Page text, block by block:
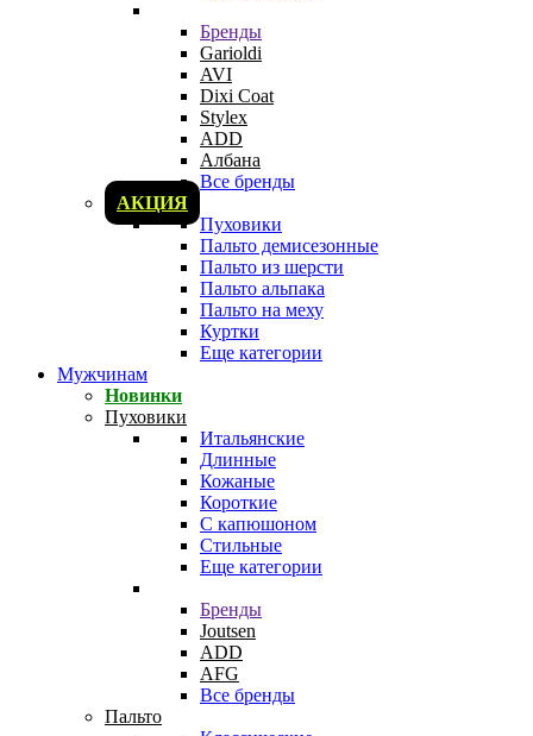
Бренды
Garioldi
AVI
Dixi Coat
Stylex
ADD
Албана
Все бренды
АКЦИЯ
Пуховики
Пальто демисезонные
Пальто из шерсти
Пальто альпака
Пальто на меху
Куртки
Еще категории
Мужчинам
Новинки
Пуховики
Итальянские
Длинные
Кожаные
Короткие
С капюшоном
Стильные
Еще категории
Бренды
Joutsen
ADD
AFG
Все бренды
Пальто